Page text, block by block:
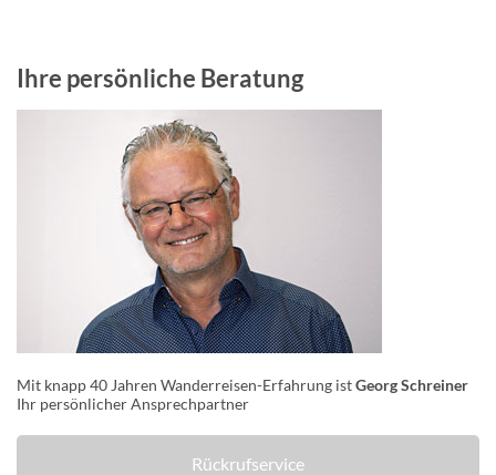
Ihre persönliche Beratung
Mit knapp 40 Jahren Wanderreisen-Erfahrung istGeorg Schreiner
Ihr persönlicher Ansprechpartner
Rückrufservice